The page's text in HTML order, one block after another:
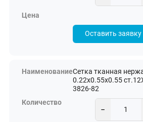
Оставить заявку
Сетка тканная
0.22х0.55х0.55
3826-82
−